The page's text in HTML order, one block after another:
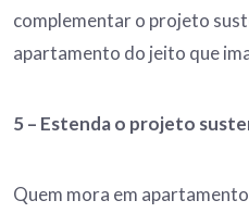
complementar o projeto
apartamento do jeito que
5 – Estenda o projeto
Quem mora em